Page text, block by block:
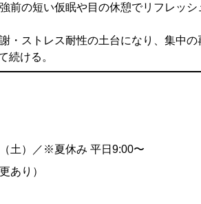
前の短い仮眠や目の休憩でリフレッシ
ストレス耐性の土台になり、集中の
続ける。
土）／※夏休み 平日9:00〜
あり）